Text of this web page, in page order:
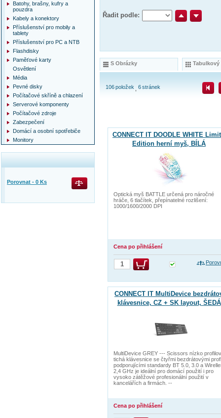
Řadit podle:
S Obrázky Tabulkový
106položek 6stránek
CONNECT IT DOODLE WHITE
Edition herní myš, BÍLÁ
Optická myš BATTLE určená pro náročné
hráče, 6 tlačítek, přepínatelné rozlišení:
1000/1600/2000 DPI
Cena po přihlášení
CONNECT IT MultiDevice
klávesnice, CZ + SK layout, ŠEDÁ
MultiDevice GREY --- Scissors nízko
tichá klávesnice se čtyřmi bezdrátovými
podporujícími standardy BT 5.0, 3.0 a
2,4 GHz je ideální pro domácí použití i pro
vysoko zátěžové profesionální použití v
kancelářích a firmách. --
Cena po přihlášení
Batohy, brašny, kufry a
pouzdra
Kabely a konektory
Příslušenství pro mobily a
tablety
Příslušenství pro PC a NTB
Flashdisky
Paměťové karty
Osvětlení
Média
Pevné disky
Počítačové skříně a chlazení
Serverové komponenty
Počítačové zdroje
Zabezpečení
Domácí a osobní spotřebiče
Monitory
Porovnat - 0 Ks